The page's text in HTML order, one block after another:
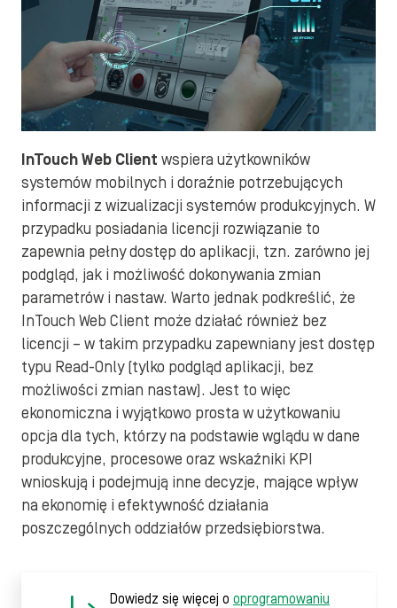
InTouch Web Client wspiera użytkowników
systemów mobilnych i doraźnie potrzebujących
informacji z wizualizacji systemów produkcyjnych. W
przypadku posiadania licencji rozwiązanie to
zapewnia pełny dostęp do aplikacji, tzn. zarówno jej
podgląd, jak i możliwość dokonywania zmian
parametrów i nastaw. Warto jednak podkreślić, że
InTouch Web Client może działać również bez
licencji – w takim przypadku zapewniany jest dostęp
typu Read-Only (tylko podgląd aplikacji, bez
możliwości zmian nastaw). Jest to więc
ekonomiczna i wyjątkowo prosta w użytkowaniu
opcja dla tych, którzy na podstawie wglądu w dane
produkcyjne, procesowe oraz wskaźniki KPI
wnioskują i podejmują inne decyzje, mające wpływ
na ekonomię i efektywność działania
poszczególnych oddziałów przedsiębiorstwa.
Dowiedz się więcej o oprogramowaniu